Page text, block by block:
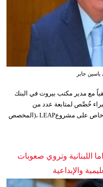
ياسين جابر
مع مدير مكتب بيروت في البنك
خُصِّص لمتابعة عدد من
المشاريع قيد التنفيذ، وجرى التركيز بشكل خاص على مشروعLEAP ،(المخصص
اللبنانية وتروي صعوبات
والإبداعية